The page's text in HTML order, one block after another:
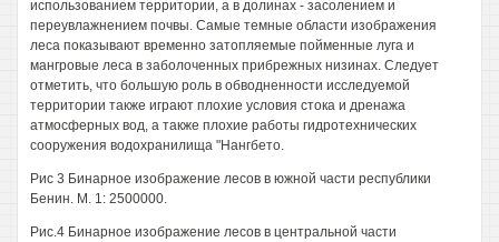
использованием территории, а в долинах - засолением и
переувлажнением почвы. Самые темные области изображения
леса показывают временно затопляемые пойменные луга и
мангровые леса в заболоченных прибрежных низинах. Следует
отметить, что большую роль в обводненности исследуемой
территории также играют плохие условия стока и дренажа
атмосферных вод, а также плохие работы гидротехнических
сооружения водохранилища "Нангбето.
Рис 3 Бинарное изображение лесов в южной части республики
Бенин. М. 1: 2500000.
Рис.4 Бинарное изображение лесов в центральной части